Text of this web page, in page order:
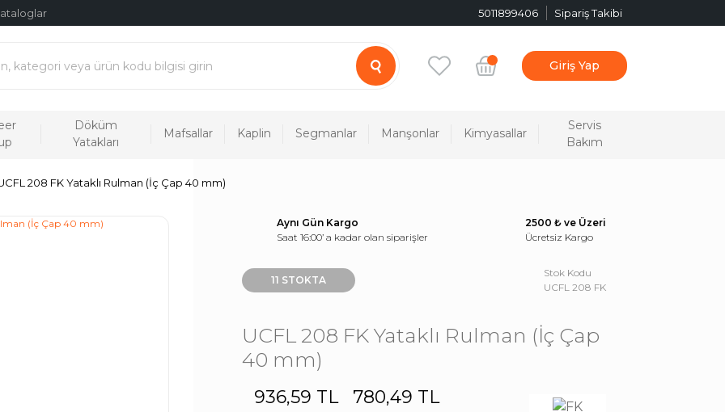
5011899406 Sipariş Takibi
Giriş Yap
Döküm
Yatakları
Mafsallar Kaplin Segmanlar Manşonlar Kimyasallar
Servis
Bakım
208 FK Yataklı Rulman (İç Çap 40 mm)
Aynı Gün Kargo
Saat 16:00’ a kadar olan siparişler
2500 ₺ ve Üzeri
Ücretsiz Kargo
11 STOKTA
Stok Kodu
UCFL 208 FK
UCFL 208 FK Yataklı Rulman (İç Çap
40 mm)
936,59 TL
780,49 TL